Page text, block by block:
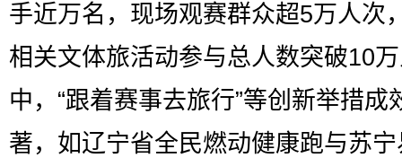
手近万名，现场观赛群众超5万人次
相关文体旅活动参与总人数突破10
中，“跟着赛事去旅行”等创新举措成
著，如辽宁省全民燃动健康跑与苏